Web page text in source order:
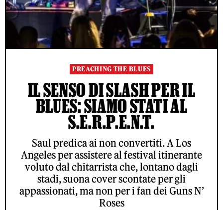
PREACHING THE BLUES
IL SENSO DI SLASH PER IL
BLUES: SIAMO STATI AL
S.E.R.P.E.N.T.
Saul predica ai non convertiti. A Los
Angeles per assistere al festival itinerante
voluto dal chitarrista che, lontano dagli
stadi, suona cover scontate per gli
appassionati, ma non per i fan dei Guns N’
Roses